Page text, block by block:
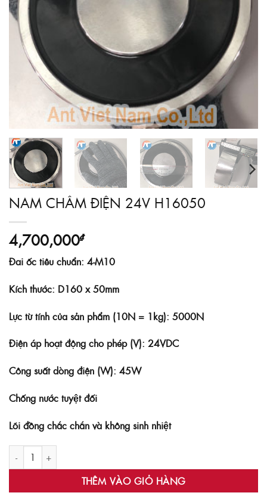
NAM CHÂM ĐIỆN 24V H16050
4,700,000₫
Đai ốc tiêu chuẩn: 4-M10
Kích thước: D160 x 50mm
Lực từ tính của sản phẩm (10N = 1kg): 5000N
Điện áp hoạt động cho phép (V): 24VDC
Công suất dòng điện (W): 45W
Chống nước tuyệt đối
Lõi đồng chắc chắn và không sinh nhiệt
Nam châm điện 24V H16050 số lượng
THÊM VÀO GIỎ HÀNG